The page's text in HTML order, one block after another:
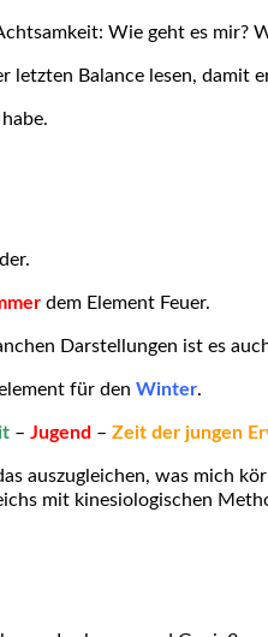
Wie geht es mir?
letzten Balance lesen,
dem Element Feuer.
Darstellungen ist es
für den Winter.
– Jugend – Zeit der jungen
auszugleichen, was mich
mit kinesiologischen